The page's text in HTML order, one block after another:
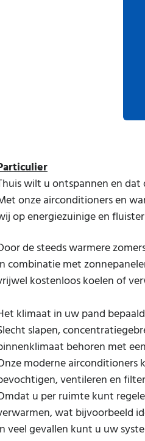
wilt u ontspannen en
onze airconditioners en
op energiezuinige en
de steeds warmere
combinatie met
kostenloos koelen of
klimaat in uw pand
slapen,
behoren met
moderne
ventileren en
u per ruimte kunt
wat bijvoorbeeld
veel gevallen kunt u uw